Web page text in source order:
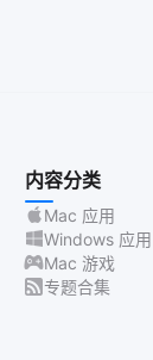
内容分类
Mac 应用
Windows 应用
Mac 游戏
专题合集